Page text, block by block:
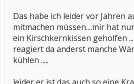
Das habe ich leider vor Jahren
mitmachen müssen....mir hat
ein Kirschkernkissen geholfen
reagiert da anderst manche
kühlen .....